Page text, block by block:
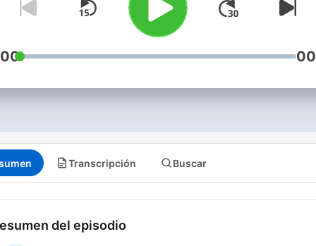
Transcripción Buscar
del episodio